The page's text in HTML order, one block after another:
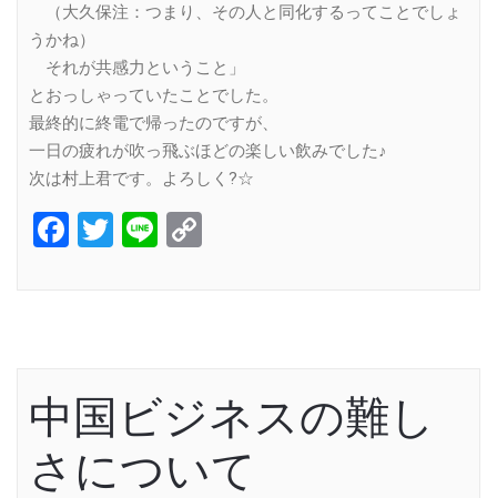
（大久保注：つまり、その人と同化するってことでしょ
うかね）
それが共感力ということ」
とおっしゃっていたことでした。
最終的に終電で帰ったのですが、
一日の疲れが吹っ飛ぶほどの楽しい飲みでした♪
次は村上君です。よろしく?☆
Facebook
Twitter
Line
中国ビジネスの難し
さについて